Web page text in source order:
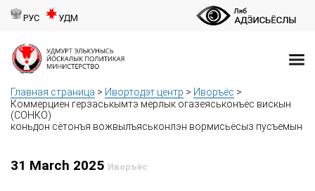
РУС УДМ
Главная страница > Ивортодэт центр > Иворъёс >
Коммерциен герӟаськымтэ мерлык огазеяськонъёс вискын
(СОНКО)
коньдон сётонъя вожвылъяськонлэн вормисьёсыз пусъемын
31 March 2025 Иворъёс